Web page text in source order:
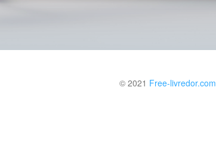
© 2021 Free-livredor.com